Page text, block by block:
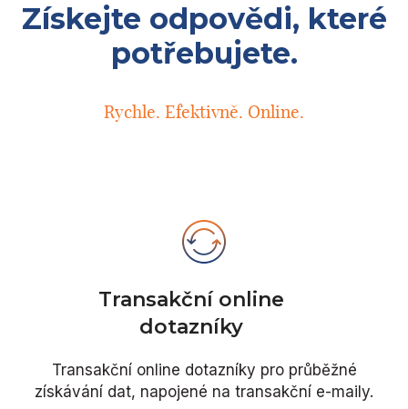
Získejte odpovědi, které
potřebujete.
Rychle. Efektivně. Online.
Transakční online
dotazníky
Transakční online dotazníky pro průběžné
získávání dat, napojené na transakční e-maily.